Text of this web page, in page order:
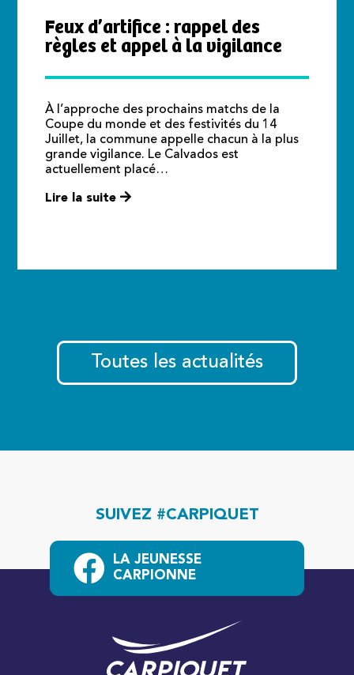
Feux d’artifice : rappel des
règles et appel à la vigilance
À l’approche des prochains matchs de la
Coupe du monde et des festivités du 14
Juillet, la commune appelle chacun à la plus
grande vigilance. Le Calvados est
actuellement placé…
Lire la suite
Toutes les actualités
SUIVEZ #CARPIQUET
LA JEUNESSE
CARPIONNE